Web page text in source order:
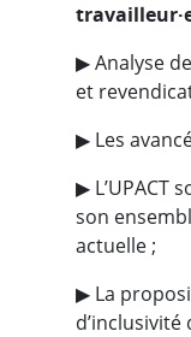
▶︎ Analyse
et
▶︎ Les
▶︎ L’UPACT
son
actuelle ;
▶︎ La